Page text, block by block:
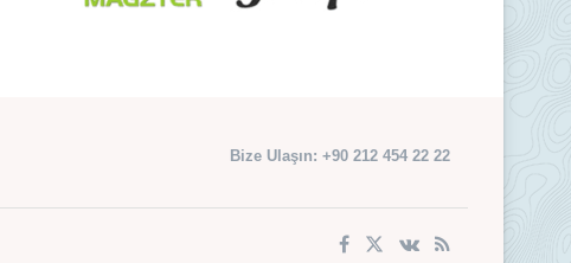
Bize Ulaşın: +90 212 454 22 22